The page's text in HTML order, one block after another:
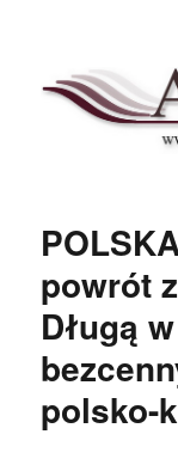
Archnet
powrót
Długą
polsko-